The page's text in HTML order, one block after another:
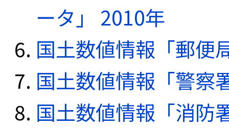
ータ」 2010年
国土数値情報「郵便
国土数値情報「警察
国土数値情報「消防